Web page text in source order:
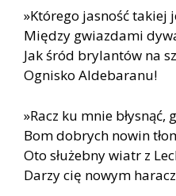
»Którego jasność takiej
Między gwiazdami
Jak śród brylantów na
Ognisko Aldebaranu!
»Racz ku mnie
Bom dobrych nowin
Oto służebny wiatr z
Darzy cię nowym